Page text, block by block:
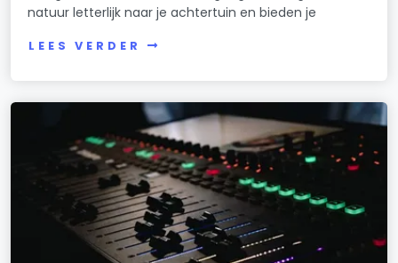
natuur letterlijk naar je achtertuin en bieden je
LEES VERDER